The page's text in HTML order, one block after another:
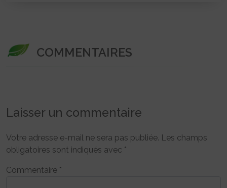
COMMENTAIRES
Laisser un commentaire
Votre adresse e-mail ne sera pas publiée. Les champs
obligatoires sont indiqués avec *
Commentaire *